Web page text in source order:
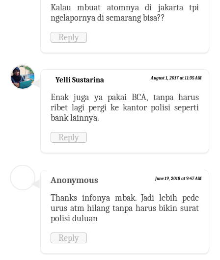
Kalau mbuat atomnya di jakarta tpi
ngelapornya di semarang bisa??
Reply
Yelli Sustarina August 1, 2017 at 11:35 AM
Enak juga ya pakai BCA, tanpa harus
ribet lagi pergi ke kantor polisi seperti
bank lainnya.
Reply
Anonymous June 19, 2018 at 9:47 AM
Thanks infonya mbak. Jadi lebih pede
urus atm hilang tanpa harus bikin surat
polisi duluan
Reply